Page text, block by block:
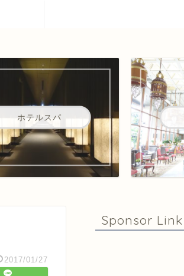
ホテルスパ
2017/01/27
Sponsor Link